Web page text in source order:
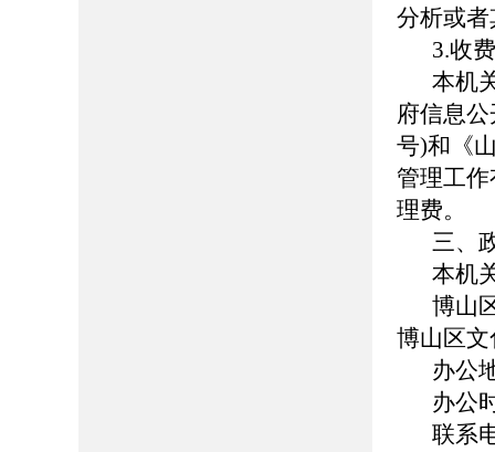
分析或
3.收
本机
府信息
号)和《
管理工
理费。
三、
本机
博山
博山区
办公
办公
联系